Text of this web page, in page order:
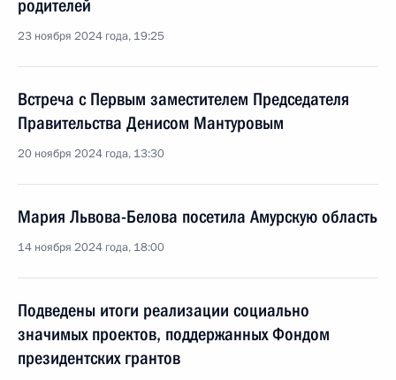
родителей
23 ноября 2024 года, 19:25
Встреча с Первым заместителем Председателя
Правительства Денисом Мантуровым
20 ноября 2024 года, 13:30
Мария Львова-Белова посетила Амурскую область
14 ноября 2024 года, 18:00
Подведены итоги реализации социально
значимых проектов, поддержанных Фондом
президентских грантов